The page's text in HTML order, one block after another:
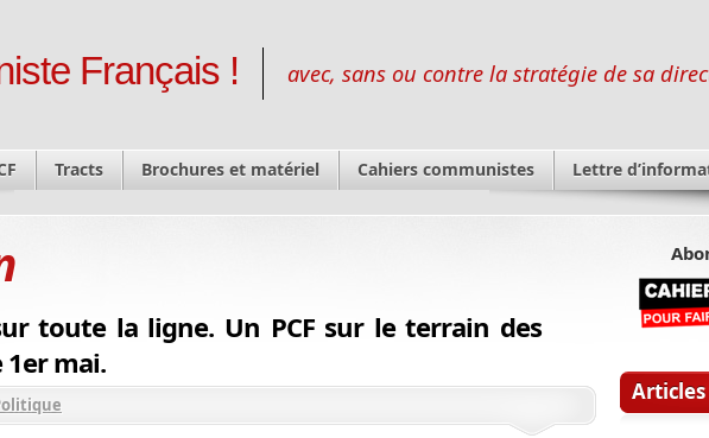
Français ! avec, sans ou contre la stratégie de sa
Tracts Brochures et matériel Cahiers communistes Lettre
toute la ligne. Un PCF sur le terrain des
mai.